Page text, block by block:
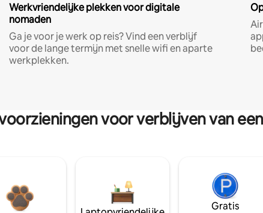
Werkvriendelijke plekken voor digitale
nomaden
Ga je voor je werk op reis? Vind een verblijf
voor de lange termijn met snelle wifi en aparte
werkplekken.
voor verblijven van
Gratis